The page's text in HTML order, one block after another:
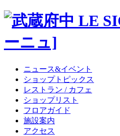
ニュース&イベント
ショップトピックス
レストラン / カフェ
ショップリスト
フロアガイド
施設案内
アクセス